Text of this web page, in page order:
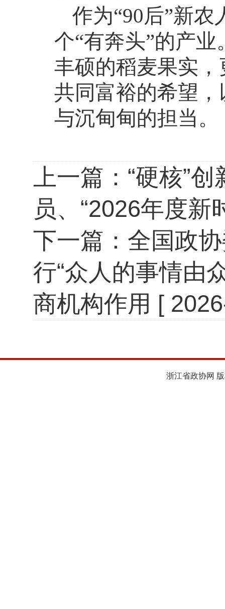
作为“90后”新农
个“有奔头”的产
丰硕的稻麦果实
共同富裕的希望
与沉甸甸的担当。
上一篇： “硬核”
员、“2026年度新
下一篇： 全国政
行“众人的事情由
商机构作用 [
浙江省政协网